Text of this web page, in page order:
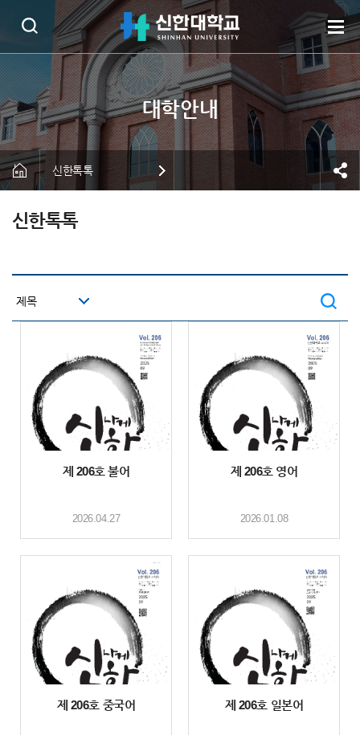
신한톡톡
신한톡톡
제 206호 불어
2026.04.27
제 206호 영어
2026.01.08
제 206호 중국어 제 206호 일본어